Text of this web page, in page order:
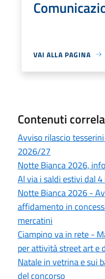
VAI ALLA PAGINA
Contenuti
Avviso rilascio
2026/27
Notte Bianca 2026,
Al via i saldi estivi dal
Notte Bianca 2026 -
affidamento in
mercatini
Ciampino va in rete -
per attività street art e
Natale in vetrina e sui
del concorso